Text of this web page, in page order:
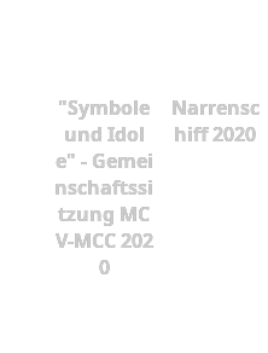
"Symbole
und Idol
e" - Gemei
nschaftssi
tzung MC
V-MCC 202
0
Narrensc
hiff 2020